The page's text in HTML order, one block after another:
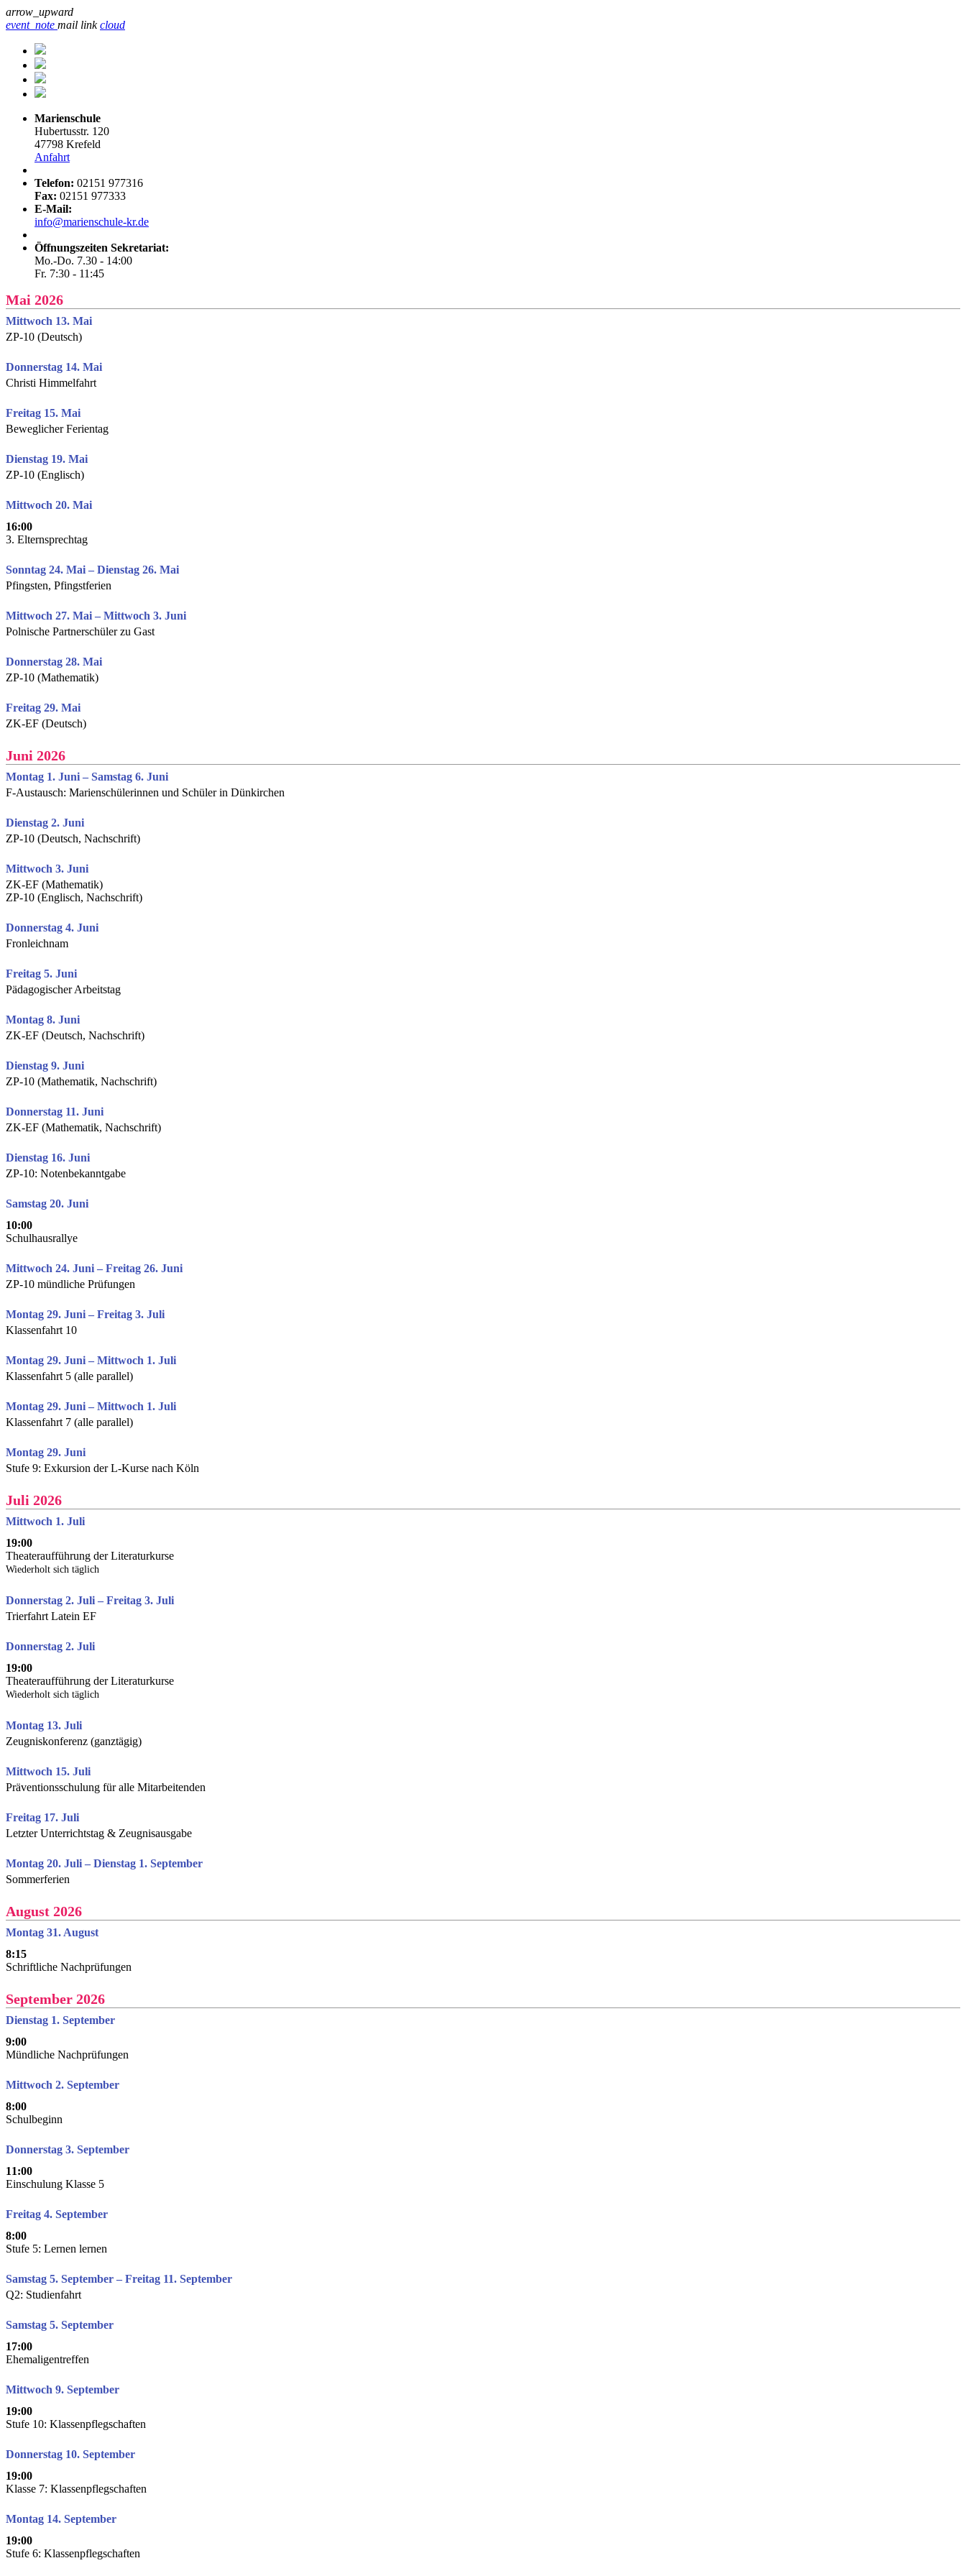
arrow_upward
event_note mail link cloud
Marienschule
Hubertusstr. 120
47798 Krefeld
Anfahrt
Telefon: 02151 977316
Fax: 02151 977333
E-Mail:
info@marienschule-kr.de
Öffnungszeiten Sekretariat:
Mo.-Do. 7.30 - 14:00
Fr. 7:30 - 11:45
Mai 2026
Mittwoch 13. Mai
ZP-10 (Deutsch)
Donnerstag 14. Mai
Christi Himmelfahrt
Freitag 15. Mai
Beweglicher Ferientag
Dienstag 19. Mai
ZP-10 (Englisch)
Mittwoch 20. Mai
16:00
3. Elternsprechtag
Sonntag 24. Mai – Dienstag 26. Mai
Pfingsten, Pfingstferien
Mittwoch 27. Mai – Mittwoch 3. Juni
Polnische Partnerschüler zu Gast
Donnerstag 28. Mai
ZP-10 (Mathematik)
Freitag 29. Mai
ZK-EF (Deutsch)
Juni 2026
Montag 1. Juni – Samstag 6. Juni
F-Austausch: Marienschülerinnen und Schüler in Dünkirchen
Dienstag 2. Juni
ZP-10 (Deutsch, Nachschrift)
Mittwoch 3. Juni
ZK-EF (Mathematik)
ZP-10 (Englisch, Nachschrift)
Donnerstag 4. Juni
Fronleichnam
Freitag 5. Juni
Pädagogischer Arbeitstag
Montag 8. Juni
ZK-EF (Deutsch, Nachschrift)
Dienstag 9. Juni
ZP-10 (Mathematik, Nachschrift)
Donnerstag 11. Juni
ZK-EF (Mathematik, Nachschrift)
Dienstag 16. Juni
ZP-10: Notenbekanntgabe
Samstag 20. Juni
10:00
Schulhausrallye
Mittwoch 24. Juni – Freitag 26. Juni
ZP-10 mündliche Prüfungen
Montag 29. Juni – Freitag 3. Juli
Klassenfahrt 10
Montag 29. Juni – Mittwoch 1. Juli
Klassenfahrt 5 (alle parallel)
Montag 29. Juni – Mittwoch 1. Juli
Klassenfahrt 7 (alle parallel)
Montag 29. Juni
Stufe 9: Exkursion der L-Kurse nach Köln
Juli 2026
Mittwoch 1. Juli
19:00
Theateraufführung der Literaturkurse
Wiederholt sich täglich
Donnerstag 2. Juli – Freitag 3. Juli
Trierfahrt Latein EF
Donnerstag 2. Juli
19:00
Theateraufführung der Literaturkurse
Wiederholt sich täglich
Montag 13. Juli
Zeugniskonferenz (ganztägig)
Mittwoch 15. Juli
Präventionsschulung für alle Mitarbeitenden
Freitag 17. Juli
Letzter Unterrichtstag & Zeugnisausgabe
Montag 20. Juli – Dienstag 1. September
Sommerferien
August 2026
Montag 31. August
8:15
Schriftliche Nachprüfungen
September 2026
Dienstag 1. September
9:00
Mündliche Nachprüfungen
Mittwoch 2. September
8:00
Schulbeginn
Donnerstag 3. September
11:00
Einschulung Klasse 5
Freitag 4. September
8:00
Stufe 5: Lernen lernen
Samstag 5. September – Freitag 11. September
Q2: Studienfahrt
Samstag 5. September
17:00
Ehemaligentreffen
Mittwoch 9. September
19:00
Stufe 10: Klassenpflegschaften
Donnerstag 10. September
19:00
Klasse 7: Klassenpflegschaften
Montag 14. September
19:00
Stufe 6: Klassenpflegschaften